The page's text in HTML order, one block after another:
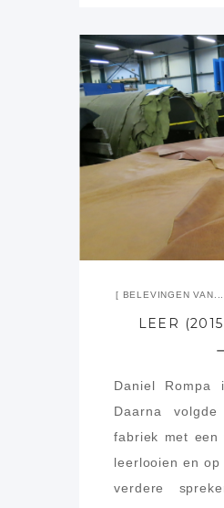
BELEVINGEN VAN...
LEER
Daniel Rompa
Daarna
fabriek met een
leerlooien en op
verdere